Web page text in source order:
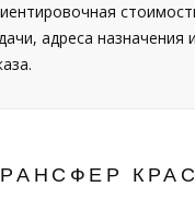
адреса